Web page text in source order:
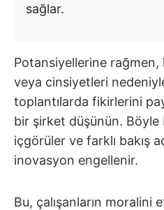
sağlar.
Potansiyellerine
veya cinsiyetleri
toplantılarda fikirlerini
bir şirket düşünün.
içgörüler ve farklı bakış
inovasyon engellenir.
Bu, çalışanların moralini